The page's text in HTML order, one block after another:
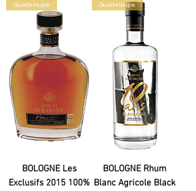
Guadeloupe
BOLOGNE Les
Exclusifs 2015 100%
Guadeloupe
BOLOGNE Rhum
Blanc Agricole Black